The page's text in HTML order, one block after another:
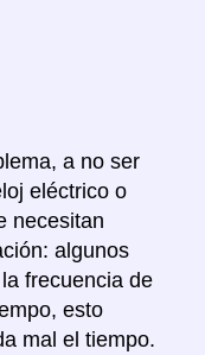
a no ser
eléctrico o
necesitan
algunos
frecuencia de
esto
mal el tiempo.